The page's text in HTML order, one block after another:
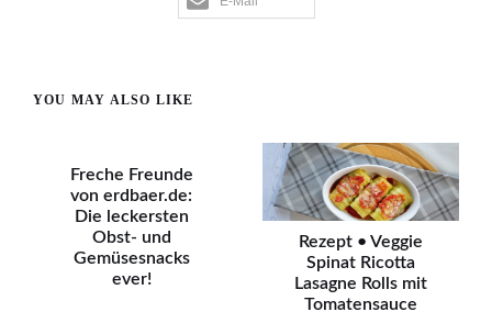
YOU MAY ALSO LIKE
Freche Freunde
von erdbaer.de:
Die leckersten
Obst- und
Gemüsesnacks
ever!
Rezept • Veggie
Spinat Ricotta
Lasagne Rolls mit
Tomatensauce